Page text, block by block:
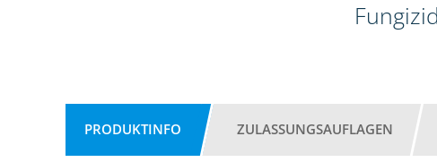
PRODUKTINFO ZULASSUNGSAUFLAGEN